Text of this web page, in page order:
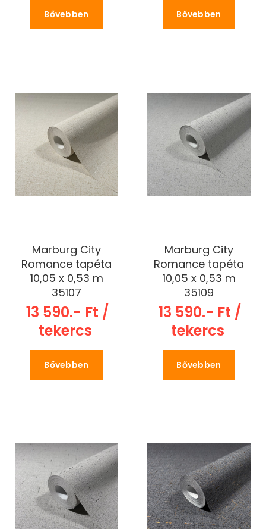
Bővebben Bővebben
Marburg City
Romance tapéta
10,05 x 0,53 m
35107
13 590.- Ft /
tekercs
Bővebben
Marburg City
Romance tapéta
10,05 x 0,53 m
35109
13 590.- Ft /
tekercs
Bővebben